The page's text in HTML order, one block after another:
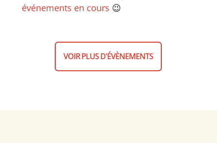
événements en cours 😉
VOIR PLUS D'ÉVÈNEMENTS